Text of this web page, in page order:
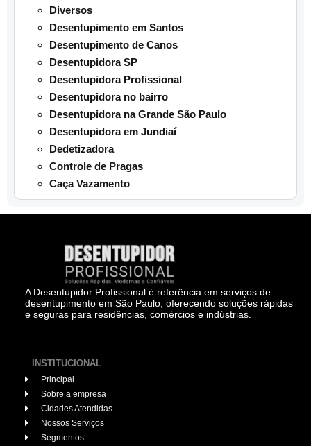
Diversos
Desentupimento em Santos
Desentupimento de Canos
Desentupidora SP
Desentupidora Profissional
Desentupidora no bairro
Desentupidora na Grande São Paulo
Desentupidora em Jundiaí
Dedetizadora
Controle de Pragas
Caça Vazamento
A Desentupidor Profissional é referência em serviços de
desentupimento em São Paulo, oferecendo soluções rápidas
e seguras para residências, comércios e indústrias.
INSTITUCIONAL
Principal
Sobre a empresa
Cidades Atendidas
Nossos Serviços
Segmentos